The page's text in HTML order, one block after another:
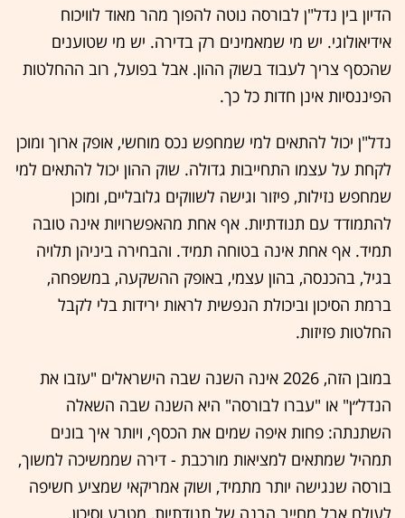
הדיון בין נדל"ן לבורסה נוטה להפוך מהר מאוד לוויכוח
אידיאולוגי. יש מי שמאמינים רק בדירה. יש מי שטוענים
שהכסף צריך לעבוד בשוק ההון. אבל בפועל, רוב ההחלטות
הפיננסיות אינן חדות כל כך.
נדל"ן יכול להתאים למי שמחפש נכס מוחשי, אופק ארוך ומוכן
לקחת על עצמו התחייבות גדולה. שוק ההון יכול להתאים למי
שמחפש נזילות, פיזור וגישה לשווקים גלובליים, ומוכן
להתמודד עם תנודתיות. אף אחת מהאפשרויות אינה טובה
תמיד. אף אחת אינה בטוחה תמיד. והבחירה ביניהן תלויה
בגיל, בהכנסה, בהון עצמי, באופק ההשקעה, במשפחה,
ברמת הסיכון וביכולת הנפשית לראות ירידות בלי לקבל
החלטות פזיזות.
במובן הזה, 2026 אינה השנה שבה הישראלים "עזבו את
הנדל״ן" או "עברו לבורסה" היא השנה שבה השאלה
השתנתה: פחות איפה שמים את הכסף, ויותר איך בונים
תמהיל שמתאים למציאות מורכבת - דירה שממשיכה למשוך,
בורסה שנגישה יותר מתמיד, ושוק אמריקאי שמציע חשיפה
לעולם אבל מחייב הבנה של תנודתיות, מטבע וסיכון.